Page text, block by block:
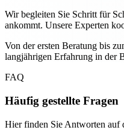
Wir begleiten Sie Schritt für
ankommt. Unsere Experten
Von der ersten Beratung bis
langjährigen Erfahrung in der
FAQ
Häufig gestellte Fragen
Hier finden Sie Antworten auf